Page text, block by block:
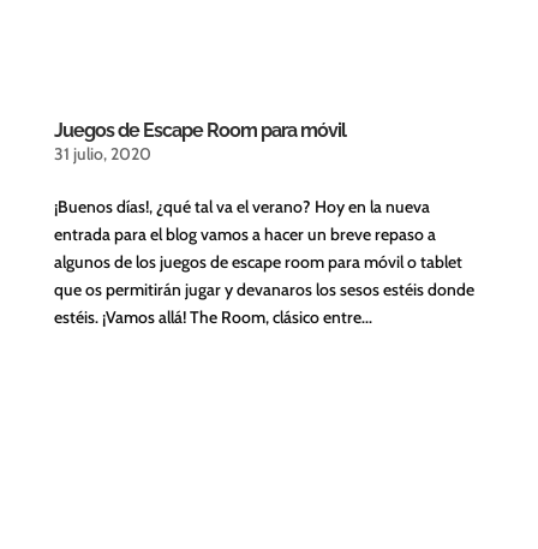
Juegos de Escape Room para móvil
31 julio, 2020
¡Buenos días!, ¿qué tal va el verano? Hoy en la nueva
entrada para el blog vamos a hacer un breve repaso a
algunos de los juegos de escape room para móvil o tablet
que os permitirán jugar y devanaros los sesos estéis donde
estéis. ¡Vamos allá! The Room, clásico entre...